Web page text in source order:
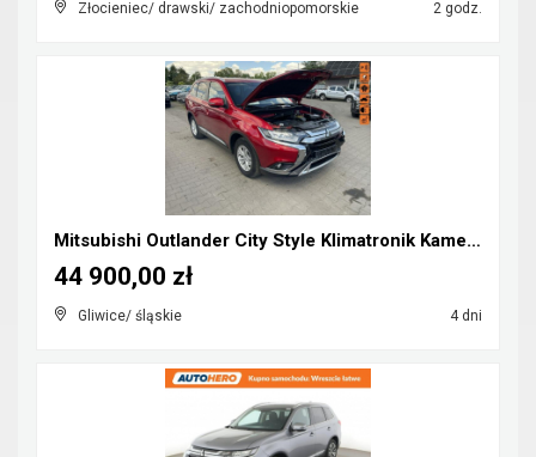
Złocieniec/ drawski/ zachodniopomorskie 2 godz.
Mitsubishi Outlander City Style Klimatronik Kamera...
Gliwice/ śląskie 4 dni
44 900,00 zł